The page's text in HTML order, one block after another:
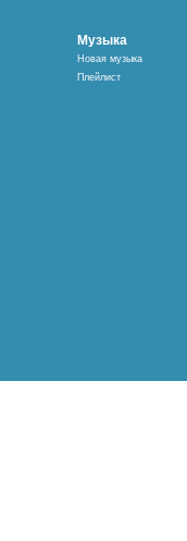
Музыка
Новая музыка
Плейлист